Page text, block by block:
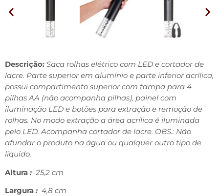
Descrição: Saca rolhas elétrico com LED e cortador de
lacre. Parte superior em alumínio e parte inferior acrílica,
possui compartimento superior com tampa para 4
pilhas AA (não acompanha pilhas), painel com
iluminação LED e botões para extração e remoção de
rolhas. No modo extração a área acrílica é iluminada
pelo LED. Acompanha cortador de lacre. OBS.: Não
afundar o produto na água ou qualquer outro tipo de
líquido.
Altura : 25,2 cm
Largura : 4,8 cm